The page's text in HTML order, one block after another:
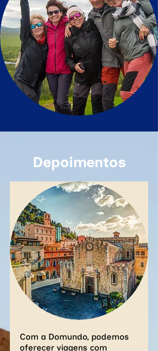
Depoimentos
Com a Domundo, podemos
oferecer viagens com